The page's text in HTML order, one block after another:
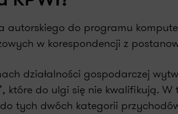
autorskiego do programu
w korespondencji z
działalności gospodarczej
które do ulgi się nie kwalifikują.
tych dwóch kategorii